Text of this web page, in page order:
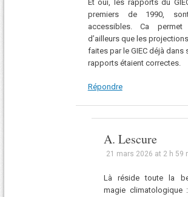
Et oui, les rapports du
premiers de 1990,
accessibles. Ca
d’ailleurs que les
faites par le GIEC déjà dans
rapports étaient correctes.
Répondre
A. Lescure
21 mars 2026 at 2 h 59
Là réside toute la
magie climatologique